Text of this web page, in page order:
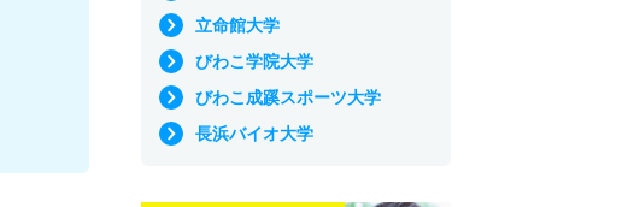
立命館大学
びわこ学院大学
びわこ成蹊スポーツ大学
長浜バイオ大学